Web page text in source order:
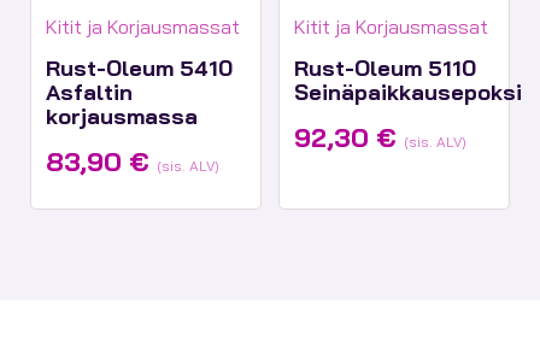
Tuotekategoriat:
Kitit ja Korjausmassat
Rust-Oleum 5410
Asfaltin
korjausmassa
83,90 € (sis. ALV)
Tuotekategoriat:
Kitit ja Korjausmassat
Rust-Oleum 5110
Seinäpaikkausepoksi
92,30 € (sis. ALV)